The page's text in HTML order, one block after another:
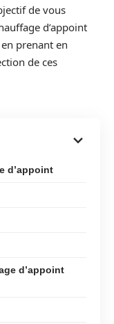
de vous
d’appoint
prenant en
de ces
d’appoint
d’appoint